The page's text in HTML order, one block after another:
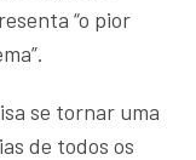
“o pior
se tornar uma
de todos os